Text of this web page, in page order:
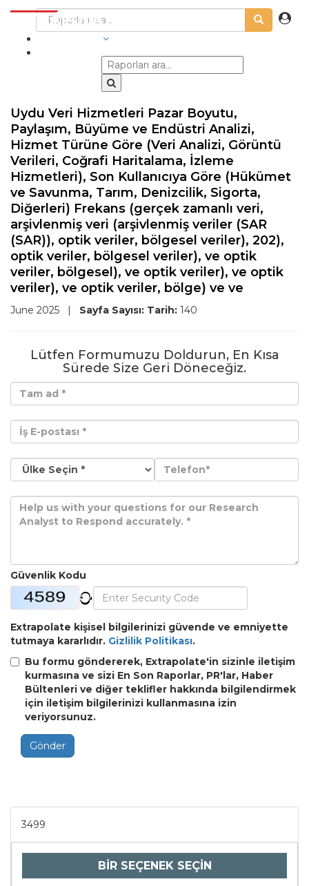
Uydu Veri Hizmetleri Pazar Boyutu,
Paylaşım, Büyüme ve Endüstri Analizi,
Hizmet Türüne Göre (Veri Analizi, Görüntü
Verileri, Coğrafi Haritalama, İzleme
Hizmetleri), Son Kullanıcıya Göre (Hükümet
ve Savunma, Tarım, Denizcilik, Sigorta,
Diğerleri) Frekans (gerçek zamanlı veri,
arşivlenmiş veri (arşivlenmiş veriler (SAR
(SAR)), optik veriler, bölgesel veriler), 202),
optik veriler, bölgesel veriler), ve optik
veriler, bölgesel), ve optik veriler), ve optik
veriler), ve optik veriler, bölge) ve ve
June 2025 | Sayfa Sayısı: Tarih: 140
Lütfen Formumuzu Doldurun, En Kısa
Sürede Size Geri Döneceğiz.
Güvenlik Kodu
Extrapolate kişisel bilgilerinizi güvende ve emniyette
tutmaya kararlıdır. Gizlilik Politikası.
Bu formu göndererek, Extrapolate'in sizinle iletişim
kurmasına ve sizi En Son Raporlar, PR'lar, Haber
Bültenleri ve diğer teklifler hakkında bilgilendirmek
için iletişim bilgilerinizi kullanmasına izin
veriyorsunuz.
Gönder
3499
BİR SEÇENEK SEÇİN